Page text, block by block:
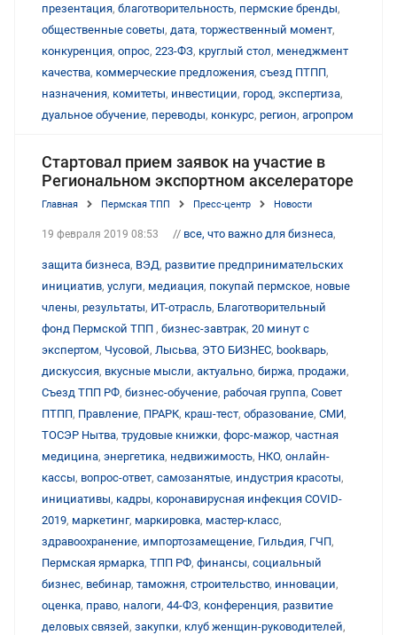
презентация, благотворительность, пермские бренды,
общественные советы, дата, торжественный момент,
конкуренция, опрос, 223-ФЗ, круглый стол, менеджмент
качества, коммерческие предложения, съезд ПТПП,
назначения, комитеты, инвестиции, город, экспертиза,
дуальное обучение, переводы, конкурс, регион, агропром
Стартовал прием заявок на участие в
Региональном экспортном акселераторе
Главная Пермская ТПП Пресс-центр Новости
19 февраля 2019 08:53 // все, что важно для бизнеса,
защита бизнеса, ВЭД, развитие предпринимательских
инициатив, услуги, медиация, покупай пермское, новые
члены, результаты, ИТ-отрасль, Благотворительный
фонд Пермской ТПП , бизнес-завтрак, 20 минут с
экспертом, Чусовой, Лысьва, ЭТО БИЗНЕС, bookварь,
дискуссия, вкусные мысли, актуально, биржа, продажи,
Съезд ТПП РФ, бизнес-обучение, рабочая группа, Совет
ПТПП, Правление, ПРАРК, краш-тест, образование, СМИ,
ТОСЭР Нытва, трудовые книжки, форс-мажор, частная
медицина, энергетика, недвижимость, НКО, онлайн-
кассы, вопрос-ответ, самозанятые, индустрия красоты,
инициативы, кадры, коронавирусная инфекция COVID-
2019, маркетинг, маркировка, мастер-класс,
здравоохранение, импортозамещение, Гильдия, ГЧП,
Пермская ярмарка, ТПП РФ, финансы, социальный
бизнес, вебинар, таможня, строительство, инновации,
оценка, право, налоги, 44-ФЗ, конференция, развитие
деловых связей, закупки, клуб женщин-руководителей,